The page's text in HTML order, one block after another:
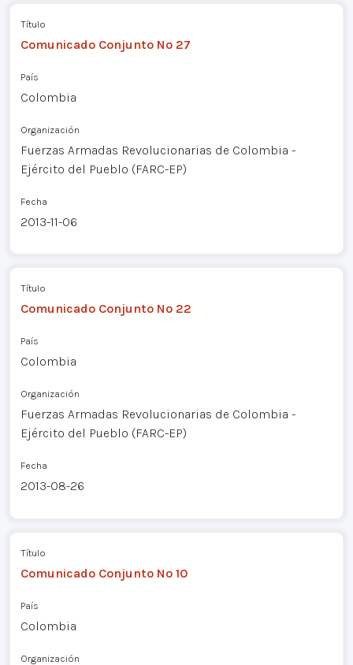
Título
Comunicado Conjunto Nº 27
País
Colombia
Organización
Fuerzas Armadas Revolucionarias de Colombia -
Ejército del Pueblo (FARC-EP)
Fecha
2013-11-06
Título
Comunicado Conjunto Nº 22
País
Colombia
Organización
Fuerzas Armadas Revolucionarias de Colombia -
Ejército del Pueblo (FARC-EP)
Fecha
2013-08-26
Título
Comunicado Conjunto Nº 10
País
Colombia
Organización